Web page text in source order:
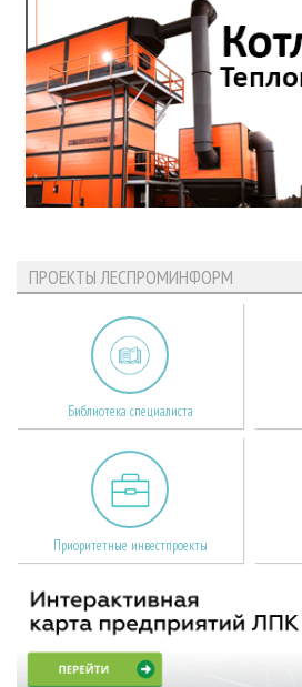
ПРОЕКТЫ ЛЕСПРОМИНФОРМ
Библиотека специалиста
Приоритетные инвестпроекты